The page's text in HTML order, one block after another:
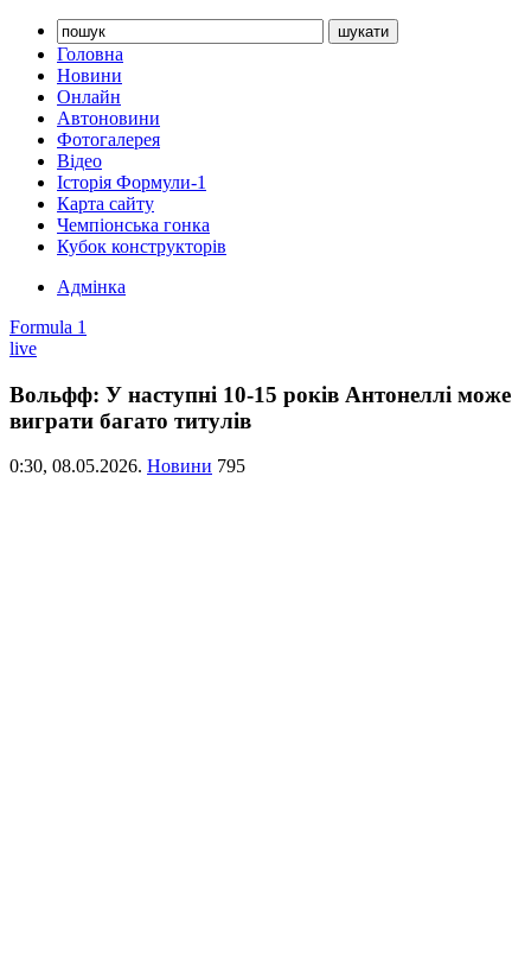
Головна
Новини
Онлайн
Автоновини
Фотогалерея
Відео
Історія Формули-1
Карта сайту
Чемпіонська гонка
Кубок конструкторів
Адмінка
Formula 1
live
Вольфф: У наступні 10-15 років Антонеллі може
виграти багато титулів
0:30, 08.05.2026. Новини 795